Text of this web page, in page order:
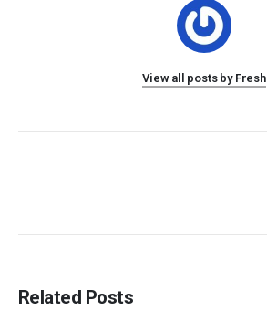
View all posts by Fresh
Related Posts